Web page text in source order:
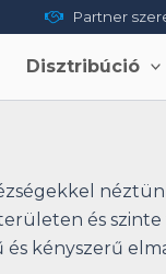
Partner
Disztribúció
és
kényszerű